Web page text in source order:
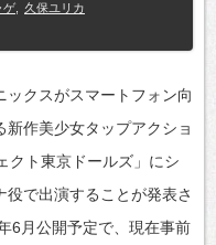
ゲ,
久保ユリカ
ックスがスマートフォン向
新作美少女タップアクショ
クト東京ドールズ」にシ
役で出演することが発表さ
6月公開予定で、現在事前